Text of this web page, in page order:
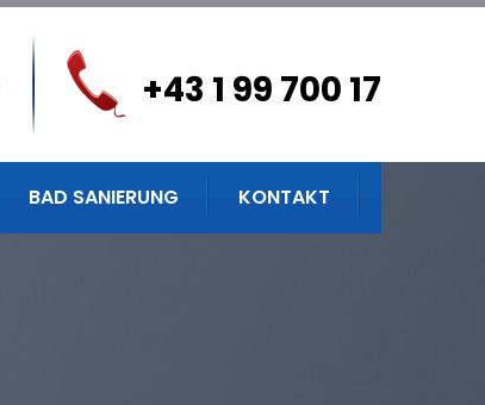
+43 1 99 700 17
BAD SANIERUNG KONTAKT